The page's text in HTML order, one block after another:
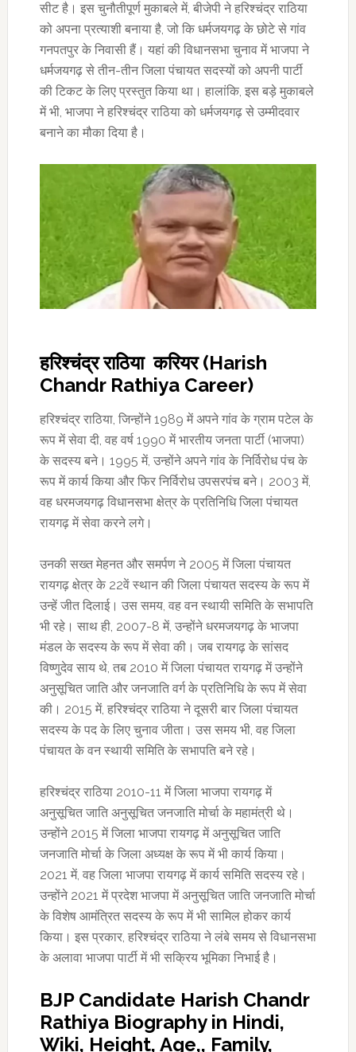
सीट है। इस चुनौतीपूर्ण मुकाबले में, बीजेपी ने हरिश्चंद्र राठिया
को अपना प्रत्याशी बनाया है, जो कि धर्मजयगढ़ के छोटे से गांव
गनपतपुर के निवासी हैं। यहां की विधानसभा चुनाव में भाजपा ने
धर्मजयगढ़ से तीन-तीन जिला पंचायत सदस्यों को अपनी पार्टी
की टिकट के लिए प्रस्तुत किया था। हालांकि, इस बड़े मुकाबले
में भी, भाजपा ने हरिश्चंद्र राठिया को धर्मजयगढ़ से उम्मीदवार
बनाने का मौका दिया है।
हरिश्चंद्र राठिया करियर (Harish
Chandr Rathiya Career)
हरिश्चंद्र राठिया, जिन्होंने 1989 में अपने गांव के ग्राम पटेल के
रूप में सेवा दी, वह वर्ष 1990 में भारतीय जनता पार्टी (भाजपा)
के सदस्य बने। 1995 में, उन्होंने अपने गांव के निर्विरोध पंच के
रूप में कार्य किया और फिर निर्विरोध उपसरपंच बने। 2003 में,
वह धरमजयगढ़ विधानसभा क्षेत्र के प्रतिनिधि जिला पंचायत
रायगढ़ में सेवा करने लगे।
उनकी सख्त मेहनत और समर्पण ने 2005 में जिला पंचायत
रायगढ़ क्षेत्र के 22वें स्थान की जिला पंचायत सदस्य के रूप में
उन्हें जीत दिलाई। उस समय, वह वन स्थायी समिति के सभापति
भी रहे। साथ ही, 2007-8 में, उन्होंने धरमजयगढ़ के भाजपा
मंडल के सदस्य के रूप में सेवा की। जब रायगढ़ के सांसद
विष्णुदेव साय थे, तब 2010 में जिला पंचायत रायगढ़ में उन्होंने
अनुसूचित जाति और जनजाति वर्ग के प्रतिनिधि के रूप में सेवा
की। 2015 में, हरिश्चंद्र राठिया ने दूसरी बार जिला पंचायत
सदस्य के पद के लिए चुनाव जीता। उस समय भी, वह जिला
पंचायत के वन स्थायी समिति के सभापति बने रहे।
हरिश्चंद्र राठिया 2010-11 में जिला भाजपा रायगढ़ में
अनुसूचित जाति अनुसूचित जनजाति मोर्चा के महामंत्री थे।
उन्होंने 2015 में जिला भाजपा रायगढ़ में अनुसूचित जाति
जनजाति मोर्चा के जिला अध्यक्ष के रूप में भी कार्य किया।
2021 में, वह जिला भाजपा रायगढ़ में कार्य समिति सदस्य रहे।
उन्होंने 2021 में प्रदेश भाजपा में अनुसूचित जाति जनजाति मोर्चा
के विशेष आमंत्रित सदस्य के रूप में भी सामिल होकर कार्य
किया। इस प्रकार, हरिश्चंद्र राठिया ने लंबे समय से विधानसभा
के अलावा भाजपा पार्टी में भी सक्रिय भूमिका निभाई है।
BJP Candidate Harish Chandr
Rathiya Biography in Hindi,
Wiki, Height, Age,, Family,